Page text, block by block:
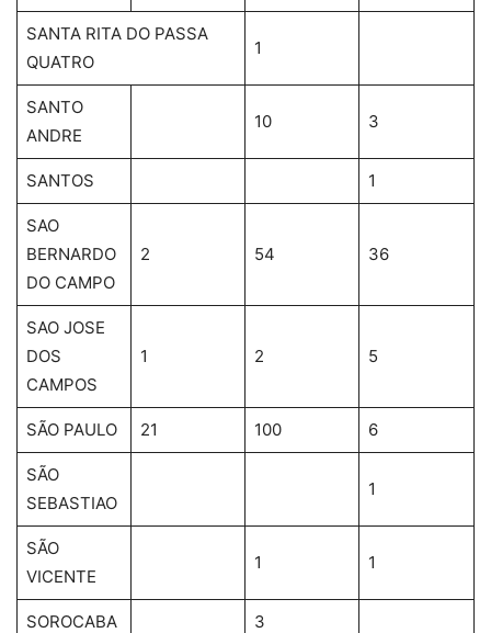
SANTA RITA DO PASSA
QUATRO
1
SANTO
ANDRE
10 3
SANTOS 1
SAO
BERNARDO
DO CAMPO
2 54 36
SAO JOSE
DOS
CAMPOS
1 2 5
SÃO PAULO 21 100 6
SÃO
SEBASTIAO
1
SÃO
VICENTE
1 1
SOROCABA 3